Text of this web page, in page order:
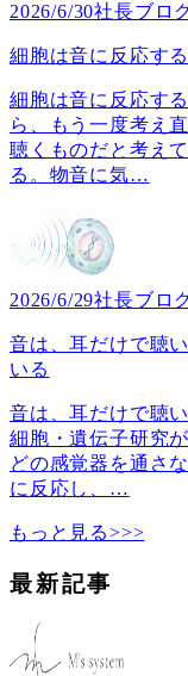
2026/6/30社長ブロ
細胞は音に反応す
細胞は音に反応す
ら、もう一度考え
聴くものだと考え
る。物音に気…
2026/6/29社長ブロ
音は、耳だけで聴
いる
音は、耳だけで聴
細胞・遺伝子研究
どの感覚器を通さ
に反応し、 …
もっと見る>>>
最新記事